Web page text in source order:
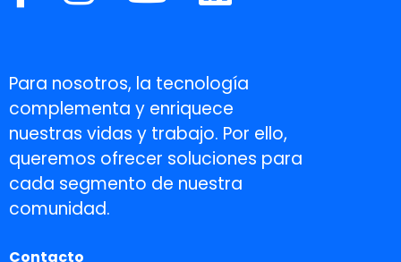
Para nosotros, la tecnología
complementa y enriquece
nuestras vidas y trabajo. Por ello,
queremos ofrecer soluciones para
cada segmento de nuestra
comunidad.
Contacto